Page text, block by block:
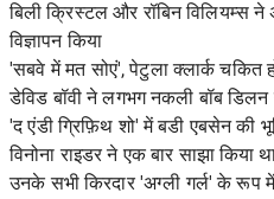
बिली क्रिस्टल और रॉबिन विलियम्स
विज्ञापन किया
'सबवे में मत सोएं', पेटुला क्लार्क चकित
डेविड बॉवी ने लगभग नकली बॉब डिलन
'द एंडी ग्रिफ़िथ शो' में बडी एबसेन की
विनोना राइडर ने एक बार साझा
उनके सभी किरदार 'अग्ली गर्ल' के रूप